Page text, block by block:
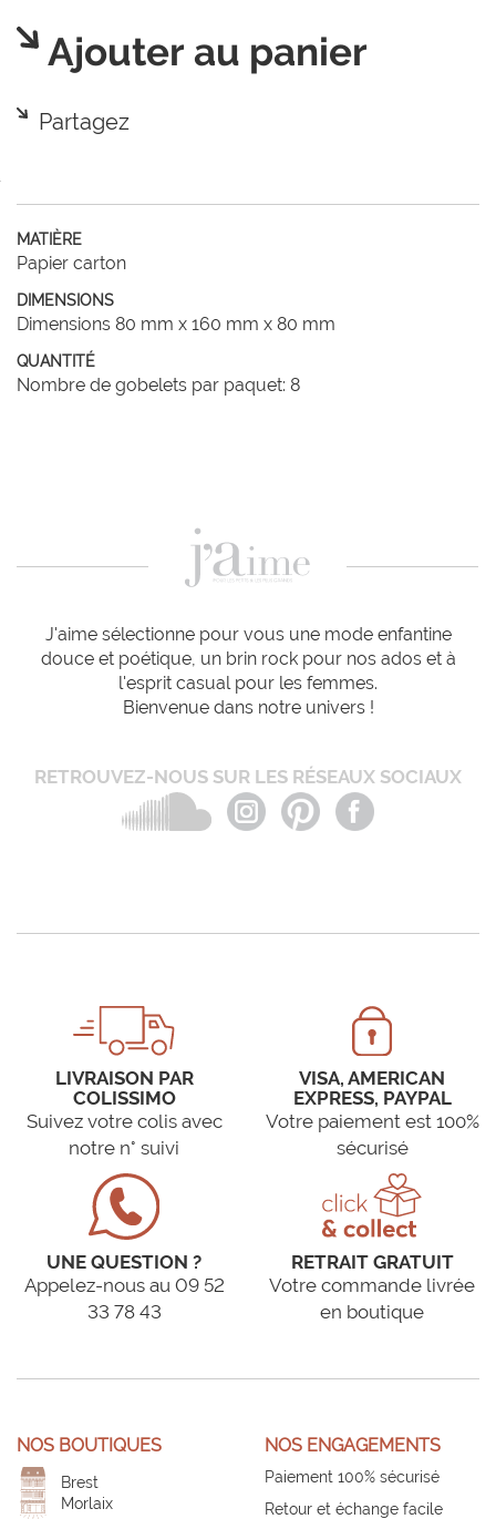
Ajouter au panier
Partagez
MATIÈRE
Papier carton
DIMENSIONS
Dimensions 80 mm x 160 mm x 80 mm
QUANTITÉ
Nombre de gobelets par paquet: 8
J'aime sélectionne pour vous une mode enfantine
douce et poétique, un brin rock pour nos ados et à
l'esprit casual pour les femmes.
Bienvenue dans notre univers !
RETROUVEZ-NOUS SUR LES RÉSEAUX SOCIAUX
LIVRAISON PAR
COLISSIMO
Suivez votre colis avec
notre n° suivi
VISA, AMERICAN
EXPRESS, PAYPAL
Votre paiement est 100%
sécurisé
UNE QUESTION ?
Appelez-nous au 09 52
33 78 43
RETRAIT GRATUIT
Votre commande livrée
en boutique
NOS BOUTIQUES
Brest
Morlaix
NOS ENGAGEMENTS
Paiement 100% sécurisé
Retour et échange facile